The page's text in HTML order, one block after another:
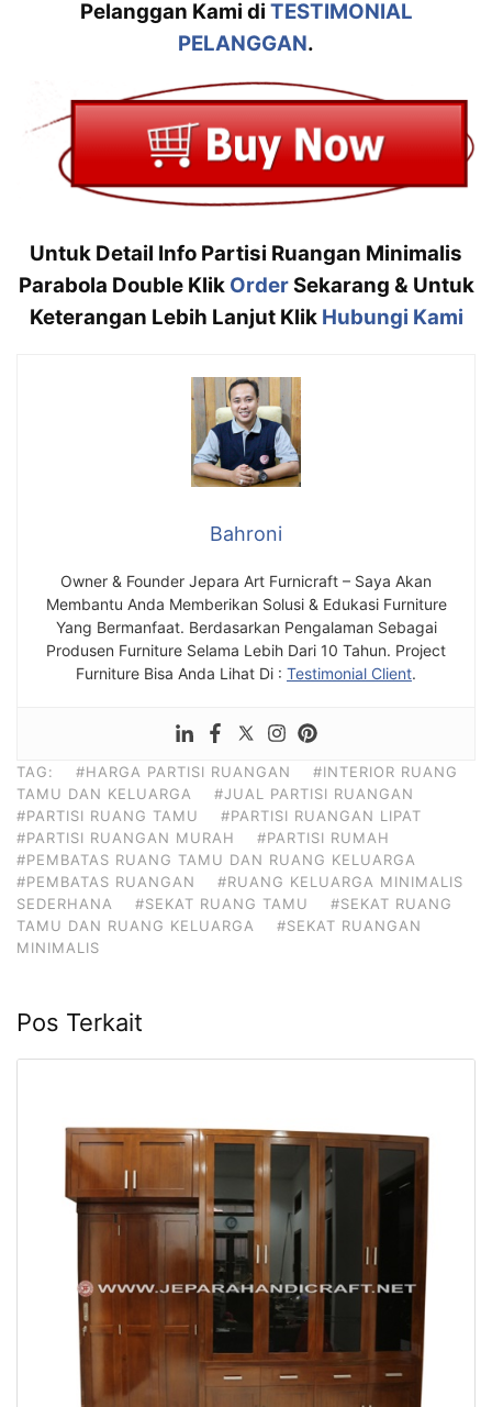
Pelanggan Kami di TESTIMONIAL
PELANGGAN.
Untuk Detail Info Partisi Ruangan Minimalis
Parabola Double Klik OrderSekarang & Untuk
Keterangan Lebih Lanjut Klik Hubungi Kami
Bahroni
Owner & Founder Jepara Art Furnicraft – Saya Akan
Membantu Anda Memberikan Solusi & Edukasi Furniture
Yang Bermanfaat. Berdasarkan Pengalaman Sebagai
Produsen Furniture Selama Lebih Dari 10 Tahun. Project
Furniture Bisa Anda Lihat Di : Testimonial Client.
TAG: #HARGA PARTISI RUANGAN
#INTERIOR RUANG
TAMU DAN KELUARGA
#JUAL PARTISI RUANGAN
#PARTISI RUANG TAMU
#PARTISI RUANGAN LIPAT
#PARTISI RUANGAN MURAH
#PARTISI RUMAH
#PEMBATAS RUANG TAMU DAN RUANG KELUARGA
#PEMBATAS RUANGAN
#RUANG KELUARGA MINIMALIS
SEDERHANA
#SEKAT RUANG TAMU
#SEKAT RUANG
TAMU DAN RUANG KELUARGA
#SEKAT RUANGAN
MINIMALIS
Pos Terkait